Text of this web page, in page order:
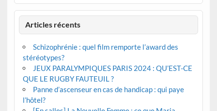
Articles récents
Schizophrénie : quel film remporte l’award des
stéréotypes?
JEUX PARALYMPIQUES PARIS 2024 : QU’EST-CE
QUE LE RUGBY FAUTEUIL ?
Panne d’ascenseur en cas de handicap : qui paye
l’hôtel?